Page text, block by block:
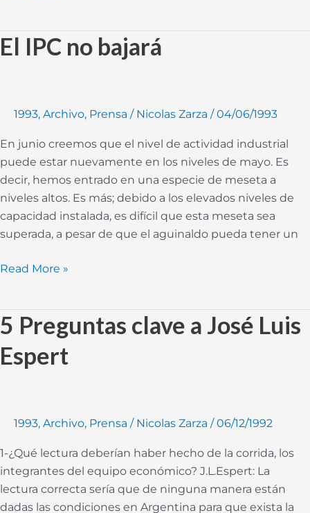
El IPC no bajará
1993, Archivo, Prensa / Nicolas Zarza /04/06/1993
En junio creemos que el nivel de actividad industrial
puede estar nuevamente en los niveles de mayo. Es
decir, hemos entrado en una especie de meseta a
niveles altos. Es más; debido a los elevados niveles de
capacidad instalada, es difícil que esta meseta sea
superada, a pesar de que el aguinaldo pueda tener un
El
IPC
Read More »
5 Preguntas clave a José Luis
Espert
1993, Archivo, Prensa / Nicolas Zarza /06/12/1992
1-¿Qué lectura deberían haber hecho de la corrida, los
integrantes del equipo económico? J.L.Espert: La
lectura correcta sería que de ninguna manera están
dadas las condiciones en Argentina para que exista la
5
Preguntas
clave
Espert